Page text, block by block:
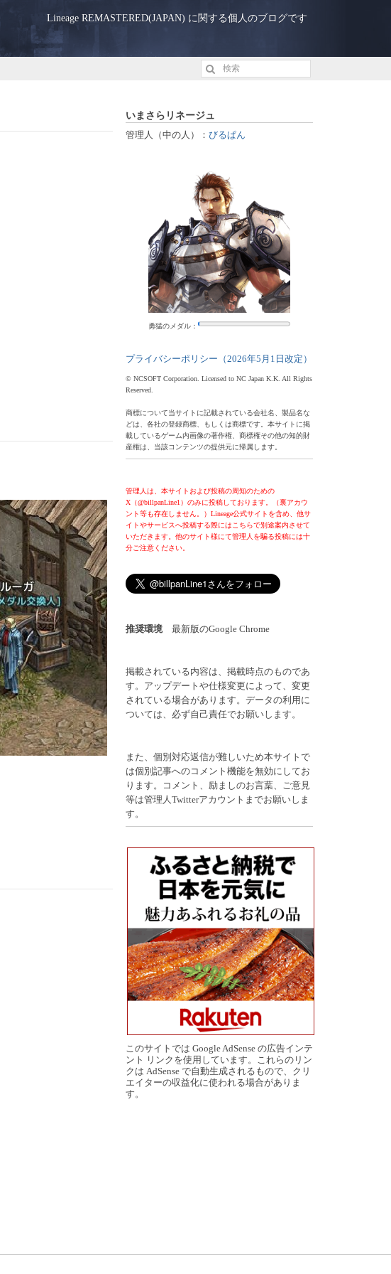
Lineage REMASTERED(JAPAN) に関する個人のブログです
いまさらリネージュ
管理人（中の人）： びるぱん
勇猛のメダル：
プライバシーポリシー（2026年5月1日改定）
© NCSOFT Corporation. Licensed to NC Japan K.K. All Rights
Reserved.
商標について当サイトに記載されている会社名、製品名な
どは、各社の登録商標、もしくは商標です。本サイトに掲
載しているゲーム内画像の著作権、商標権その他の知的財
産権は、当該コンテンツの提供元に帰属します。
管理人は、本サイトおよび投稿の周知のための
X（@billpanLine1）のみに投稿しております。（裏アカウ
ント等も存在しません。）Lineage公式サイトを含め、他サ
イトやサービスへ投稿する際にはこちらで別途案内させて
いただきます。他のサイト様にて管理人を騙る投稿には十
分ご注意ください。
推奨環境 最新版のGoogle Chrome
掲載されている内容は、掲載時点のものであ
す。アップデートや仕様変更によって、変更
されている場合があります。データの利用に
ついては、必ず自己責任でお願いします。
また、個別対応返信が難しいため本サイトで
は個別記事へのコメント機能を無効にしてお
ります。コメント、励ましのお言葉、ご意見
等は管理人Twitterアカウントまでお願いしま
す。
このサイトでは Google AdSense の広告インテ
ント リンクを使用しています。これらのリン
クは AdSense で自動生成されるもので、クリ
エイターの収益化に使われる場合がありま
す。